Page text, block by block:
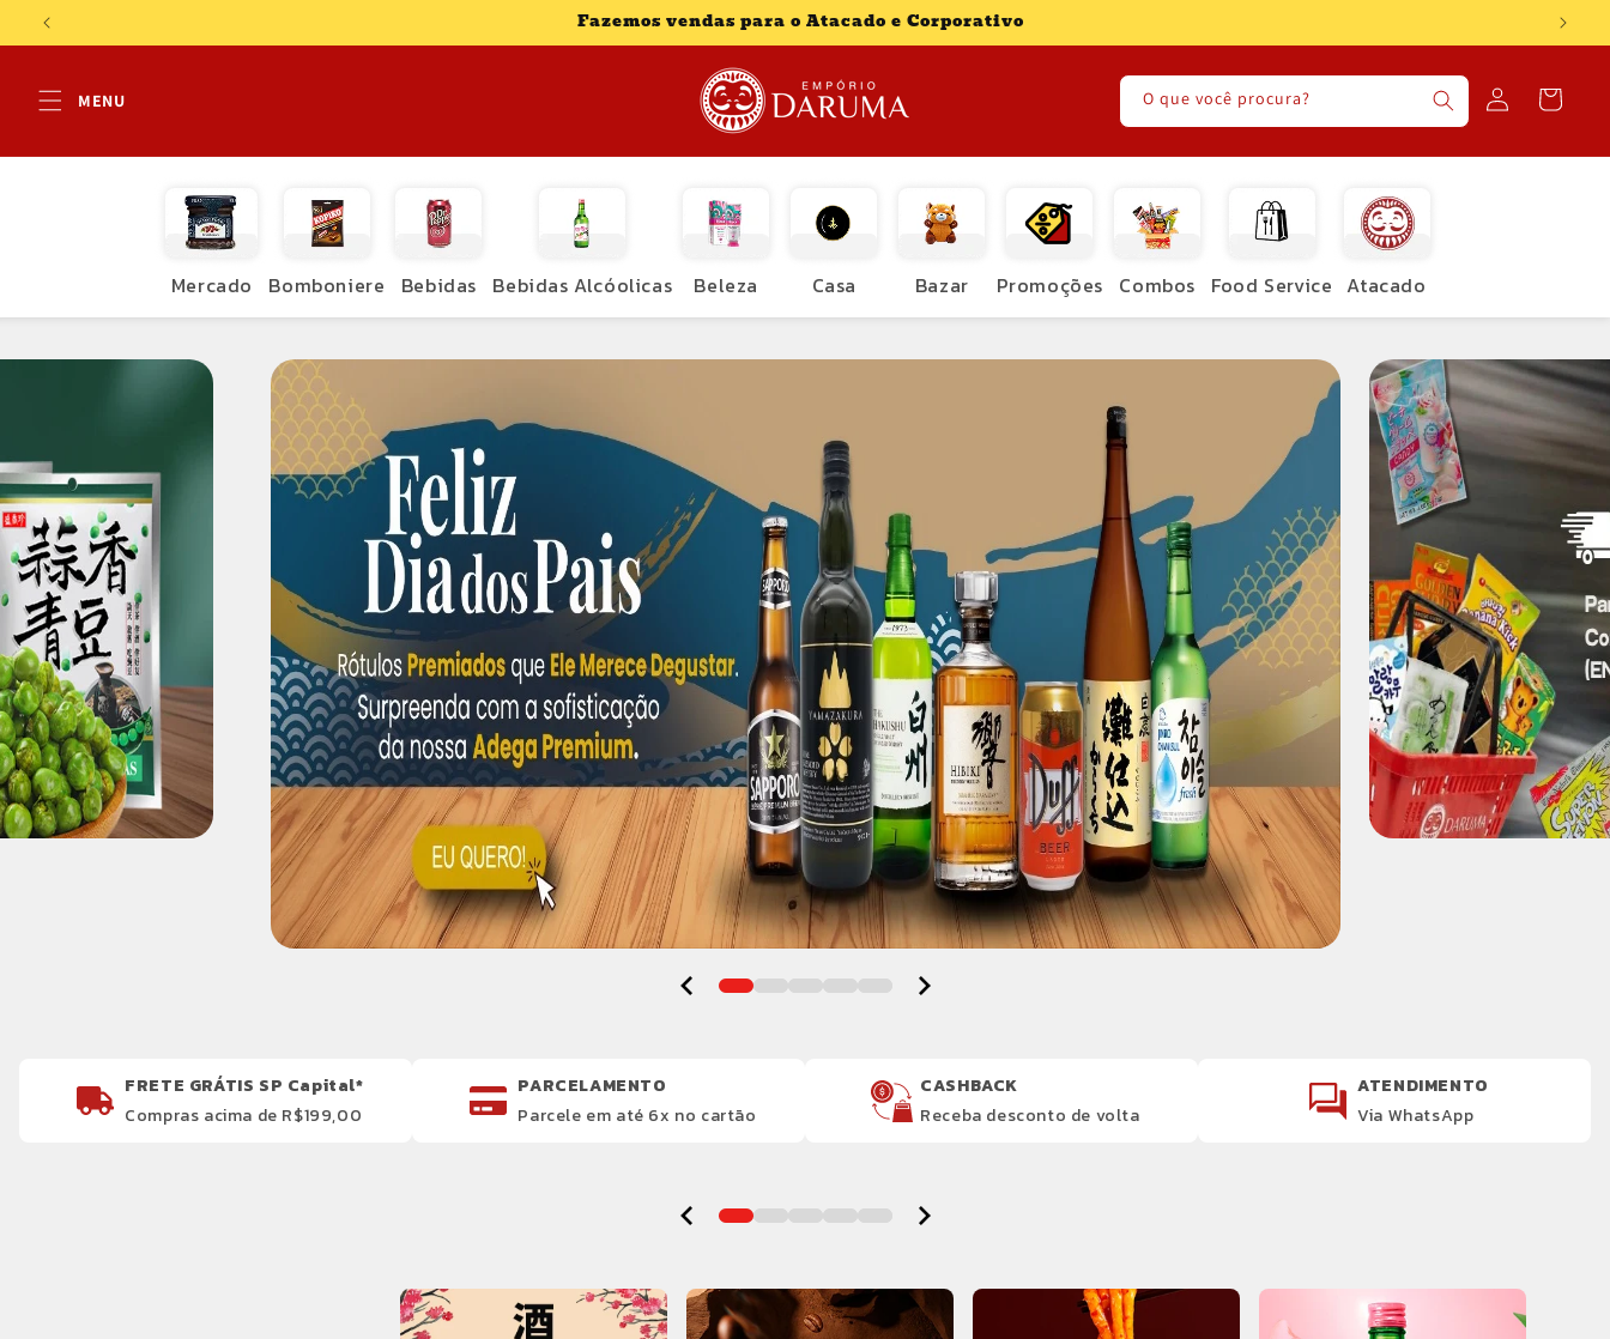
para o
conteúdo
Fazemos vendas para o Atacado e Corporativo
O que você procura?
login
Carrinho
Mercado Bomboniere Bebidas Bebidas Alcóolicas Beleza Casa Bazar Promoções Combos Food Service Atacado
FRETE GRÁTIS SP Capital*
Compras acima de R$199,00
PARCELAMENTO
Parcele em até 6x no cartão
CASHBACK
Receba desconto de volta
ATENDIMENTO
Via WhatsApp